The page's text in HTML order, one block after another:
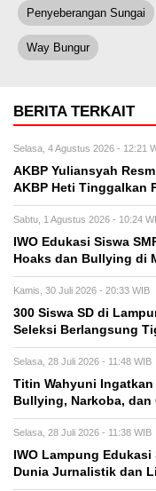
Penyeberangan Sungai
Way Bungur
BERITA TERKAIT
Selasa, 4 Agustus 2026 - 12:21
AKBP Yuliansyah
AKBP Heti Tinggalkan
Sabtu, 1 Agustus 2026 - 10:24
IWO Edukasi Siswa
Hoaks dan Bullying di
Kamis, 30 Juli 2026 - 20:33 WIB
300 Siswa SD di
Seleksi Berlangsung
Selasa, 28 Juli 2026 - 11:48 WIB
Titin Wahyuni
Bullying, Narkoba,
Selasa, 28 Juli 2026 - 11:38 WIB
IWO Lampung
Dunia Jurnalistik dan